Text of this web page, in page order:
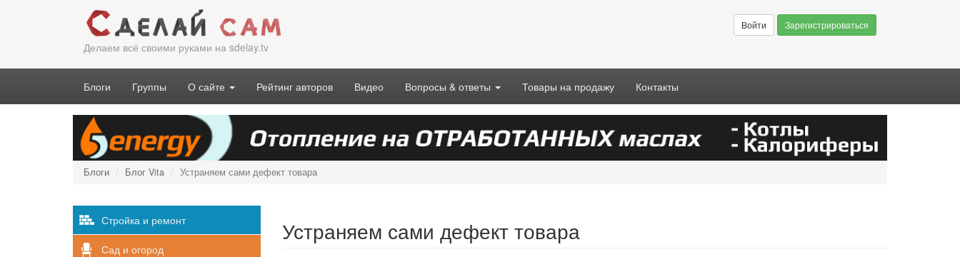
Делаем всё своими руками на sdelay.tv
Войти Зарегистрироваться
Блоги Группы О сайте Рейтинг авторов Видео Вопросы & ответы Товары на продажу Контакты
Блоги Блог Vita Устраняем сами дефект товара
Стройка и ремонт
Сад и огород
Устраняем сами дефект товара